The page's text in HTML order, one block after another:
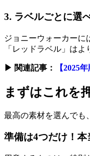
3. ラベルごとに選
ジョニーウォーカーに
「レッドラベル」は
▶︎ 関連記事： 【2025
まずはこれを
最高の素材を選んでも
準備は4つだけ！